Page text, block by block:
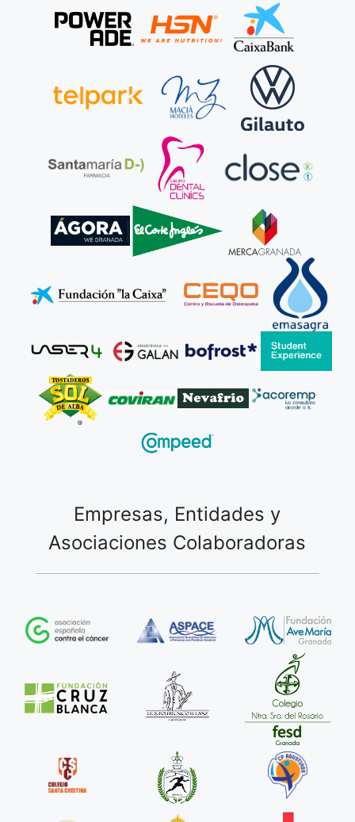
Empresas, Entidades y
Asociaciones Colaboradoras